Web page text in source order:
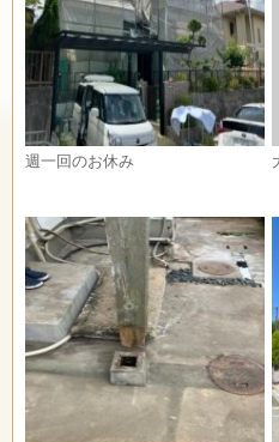
週一回のお休み